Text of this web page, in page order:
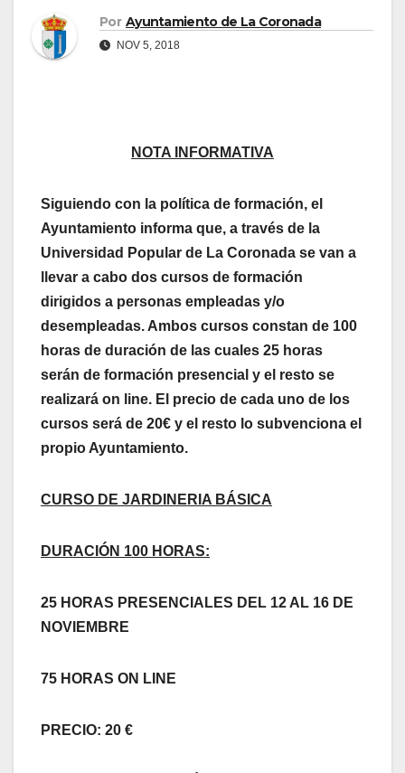
Por Ayuntamiento de La Coronada
NOV 5, 2018
NOTA INFORMATIVA
Siguiendo con la política de formación, el
Ayuntamiento informa que, a través de la
Universidad Popular de La Coronada se van a
llevar a cabo dos cursos de formación
dirigidos a personas empleadas y/o
desempleadas. Ambos cursos constan de 100
horas de duración de las cuales 25 horas
serán de formación presencial y el resto se
realizará on line. El precio de cada uno de los
cursos será de 20€ y el resto lo subvenciona el
propio Ayuntamiento.
CURSO DE JARDINERIA BÁSICA
DURACIÓN 100 HORAS:
25 HORAS PRESENCIALES DEL 12 AL 16 DE
NOVIEMBRE
75 HORAS ON LINE
PRECIO: 20 €